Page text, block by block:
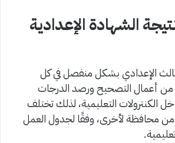
الشهادة الإعدادية
الإعدادي بشكل منفصل في كل
من أعمال التصحيح ورصد الدرجات
الكنترولات التعليمية، لذلك تختلف
من محافظة لأخرى، وفقًا لجدول العمل